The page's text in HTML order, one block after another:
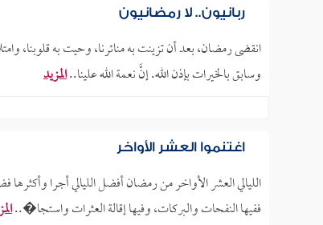
ربانيون.. لا رمضانيون
انقضى رمضان، بعد أن تزينت به منائرنا، وحيت به قلوبنا،
وسابق بالخيرات بإذن الله. إنَّ نعمة الله علينا..المزيد
اغتنموا العشر الأواخر
الليالي العشر الأواخر من رمضان أفضل الليالي أجرا
ففيها النفحات والبركات، وفيها إقالة العثرات واستجا�..